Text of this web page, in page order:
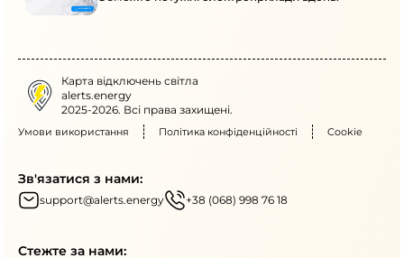
Карта відключень світла
alerts.energy
2025-2026. Всі права захищені.
Умови використання Політика конфіденційності Cookie
Зв'язатися з нами:
support@alerts.energy +38 (068) 998 76 18
Стежте за нами: